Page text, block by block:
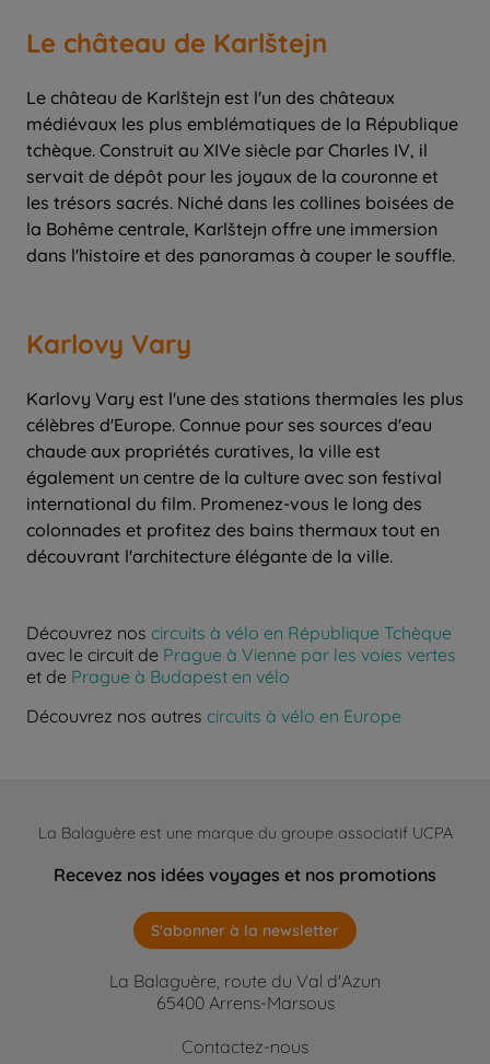
Le château de Karlštejn
Le château de Karlštejn est l'un des châteaux
médiévaux les plus emblématiques de la République
tchèque. Construit au XIVe siècle par Charles IV, il
servait de dépôt pour les joyaux de la couronne et
les trésors sacrés. Niché dans les collines boisées de
la Bohême centrale, Karlštejn offre une immersion
Karlovy Vary
Karlovy Vary est l'une des stations thermales les plus
célèbres d'Europe. Connue pour ses sources d'eau
chaude aux propriétés curatives, la ville est
également un centre de la culture avec son festival
international du film. Promenez-vous le long des
colonnades et profitez des bains thermaux tout en
Découvrez nos circuits à vélo en République Tchèque
avec le circuit de Prague à Vienne par les voies vertes
et de Prague à Budapest en vélo
Découvrez nos autres circuits à vélo en Europe
La Balaguère est une marque du groupe associatif UCPA
Recevez nos idées voyages et nos promotions
S'abonner à la newsletter
La Balaguère, route du Val d'Azun
65400 Arrens-Marsous
Contactez-nous